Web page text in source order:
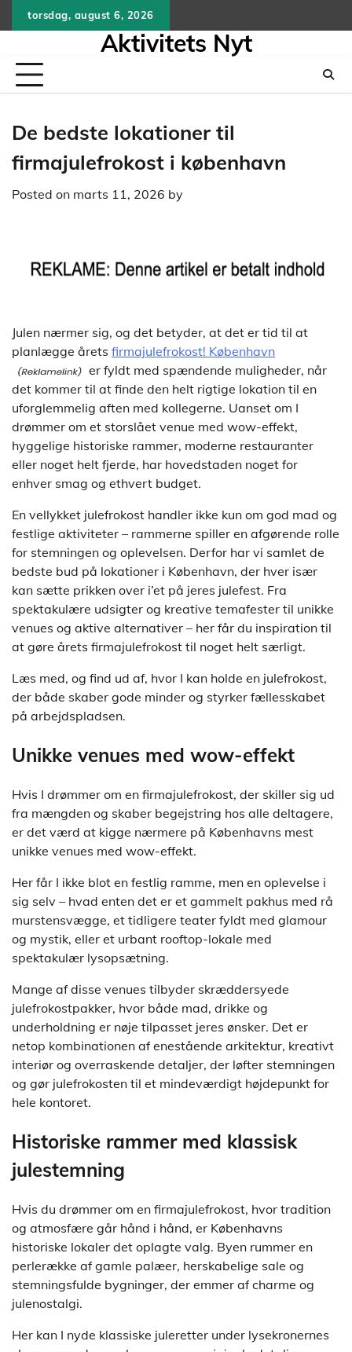
to
torsdag, august 6, 2026
Aktivitets Nyt
De bedste lokationer til
firmajulefrokost i københavn
Posted on marts 11, 2026 by
Julen nærmer sig, og det betyder, at det er tid til at
planlægge årets firmajulefrokost! København
er fyldt med spændende muligheder, når
det kommer til at finde den helt rigtige lokation til en
uforglemmelig aften med kollegerne. Uanset om I
drømmer om et storslået venue med wow-effekt,
hyggelige historiske rammer, moderne restauranter
eller noget helt fjerde, har hovedstaden noget for
enhver smag og ethvert budget.
En vellykket julefrokost handler ikke kun om god mad og
festlige aktiviteter – rammerne spiller en afgørende rolle
for stemningen og oplevelsen. Derfor har vi samlet de
bedste bud på lokationer i København, der hver især
kan sætte prikken over i’et på jeres julefest. Fra
spektakulære udsigter og kreative temafester til unikke
venues og aktive alternativer – her får du inspiration til
at gøre årets firmajulefrokost til noget helt særligt.
Læs med, og find ud af, hvor I kan holde en julefrokost,
der både skaber gode minder og styrker fællesskabet
på arbejdspladsen.
Unikke venues med wow-effekt
Hvis I drømmer om en firmajulefrokost, der skiller sig ud
fra mængden og skaber begejstring hos alle deltagere,
er det værd at kigge nærmere på Københavns mest
unikke venues med wow-effekt.
Her får I ikke blot en festlig ramme, men en oplevelse i
sig selv – hvad enten det er et gammelt pakhus med rå
murstensvægge, et tidligere teater fyldt med glamour
og mystik, eller et urbant rooftop-lokale med
spektakulær lysopsætning.
Mange af disse venues tilbyder skræddersyede
julefrokostpakker, hvor både mad, drikke og
underholdning er nøje tilpasset jeres ønsker. Det er
netop kombinationen af enestående arkitektur, kreativt
interiør og overraskende detaljer, der løfter stemningen
og gør julefrokosten til et mindeværdigt højdepunkt for
hele kontoret.
Historiske rammer med klassisk
julestemning
Hvis du drømmer om en firmajulefrokost, hvor tradition
og atmosfære går hånd i hånd, er Københavns
historiske lokaler det oplagte valg. Byen rummer en
perlerække af gamle palæer, herskabelige sale og
stemningsfulde bygninger, der emmer af charme og
julenostalgi.
Her kan I nyde klassiske juleretter under lysekronernes